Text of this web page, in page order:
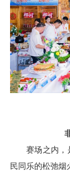
赛场之内，
民同乐的松弛烟